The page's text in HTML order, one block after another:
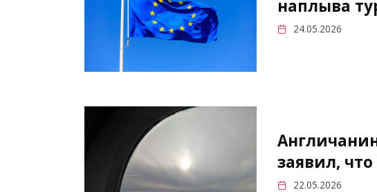
наплыва
24.05.2026
заявил,
22.05.2026